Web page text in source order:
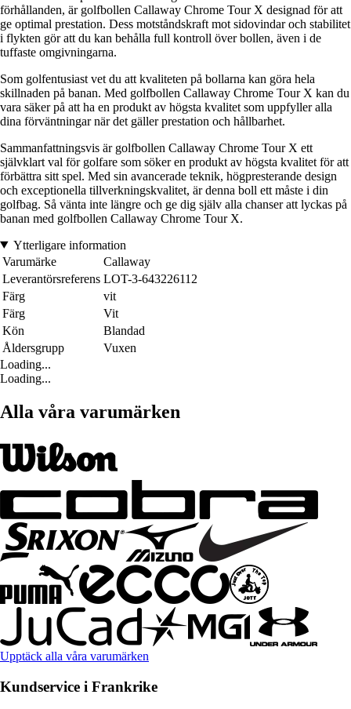
förhållanden, är golfbollen Callaway Chrome Tour X designad för att
ge optimal prestation. Dess motståndskraft mot sidovindar och stabilitet
i flykten gör att du kan behålla full kontroll över bollen, även i de
tuffaste omgivningarna.
Som golfentusiast vet du att kvaliteten på bollarna kan göra hela
skillnaden på banan. Med golfbollen Callaway Chrome Tour X kan du
vara säker på att ha en produkt av högsta kvalitet som uppfyller alla
dina förväntningar när det gäller prestation och hållbarhet.
Sammanfattningsvis är golfbollen Callaway Chrome Tour X ett
självklart val för golfare som söker en produkt av högsta kvalitet för att
förbättra sitt spel. Med sin avancerade teknik, högpresterande design
och exceptionella tillverkningskvalitet, är denna boll ett måste i din
golfbag. Så vänta inte längre och ge dig själv alla chanser att lyckas på
banan med golfbollen Callaway Chrome Tour X.
Ytterligare information
Varumärke
Callaway
Leverantörsreferens LOT-3-643226112
Färg
vit
Färg
Vit
Kön
Blandad
Åldersgrupp
Vuxen
Loading...
Loading...
Alla våra varumärken
Upptäck alla våra varumärken
Kundservice i Frankrike